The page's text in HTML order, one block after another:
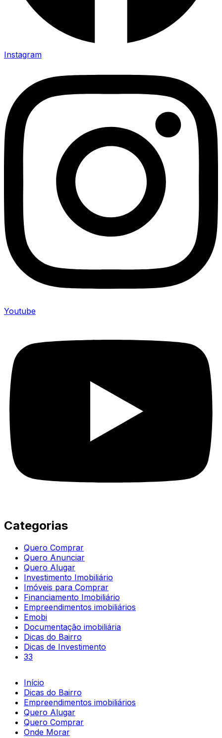
Instagram
Youtube
Categorias
Quero Comprar
Quero Anunciar
Quero Alugar
Investimento Imobiliário
Imóveis para Comprar
Financiamento Imobiliário
Empreendimentos imobiliários
Emobi
Documentação imobiliária
Dicas do Bairro
Dicas de Investimento
33
Início
Dicas do Bairro
Empreendimentos imobiliários
Quero Alugar
Quero Comprar
Onde Morar